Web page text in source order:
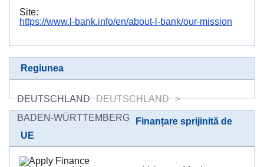
від
в
Україні
Як
Ви
допомогти
Iнформація
Site:
https://www.l-bank.info/en/about-l-bank/our-mission
Regiunea
DEUTSCHLAND DEUTSCHLAND
BADEN-WÜRTTEMBERG
Finanțare sprijinită de
UE